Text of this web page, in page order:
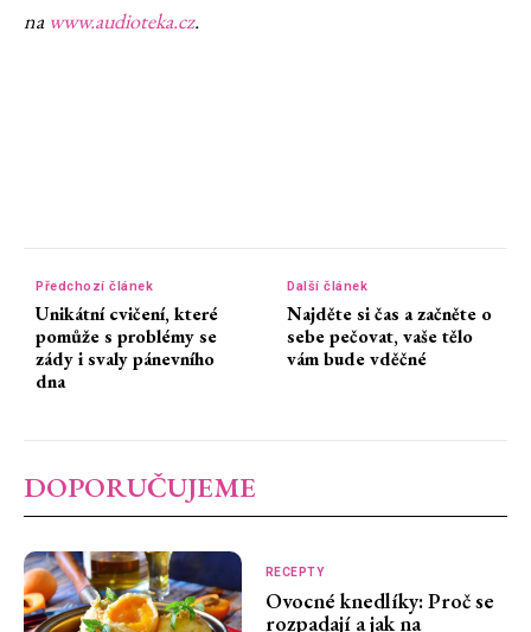
na www.audioteka.cz.
Předchozí článek
Unikátní cvičení, které
pomůže s problémy se
zády i svaly pánevního
dna
Další článek
Najděte si čas a začněte o
sebe pečovat, vaše tělo
vám bude vděčné
DOPORUČUJEME
RECEPTY
Ovocné knedlíky: Proč se
rozpadají a jak na